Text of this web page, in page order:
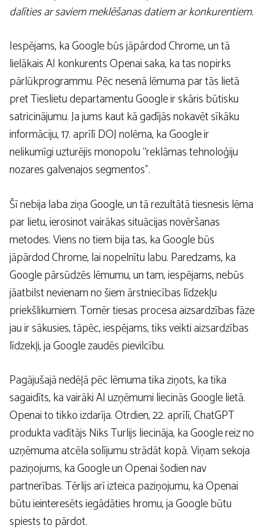
dalīties ar saviem meklēšanas datiem ar konkurentiem.
Iespējams, ka Google būs jāpārdod Chrome, un tā
lielākais AI konkurents Openai saka, ka tas nopirks
pārlūkprogrammu. Pēc nesenā lēmuma par tās lietā
pret Tieslietu departamentu Google ir skāris būtisku
satricinājumu. Ja jums kaut kā gadījās nokavēt sīkāku
informāciju, 17. aprīlī DOJ nolēma, ka Google ir
nelikumīgi uzturējis monopolu “reklāmas tehnoloģiju
nozares galvenajos segmentos”.
Šī nebija laba ziņa Google, un tā rezultātā tiesnesis lēma
par lietu, ierosinot vairākas situācijas novēršanas
metodes. Viens no tiem bija tas, ka Google būs
jāpārdod Chrome, lai nopelnītu labu. Paredzams, ka
Google pārsūdzēs lēmumu, un tam, iespējams, nebūs
jāatbilst nevienam no šiem ārstniecības līdzekļu
priekšlikumiem. Tomēr tiesas procesa aizsardzības fāze
jau ir sākusies, tāpēc, iespējams, tiks veikti aizsardzības
līdzekļi, ja Google zaudēs pievilcību.
Pagājušajā nedēļā pēc lēmuma tika ziņots, ka tika
sagaidīts, ka vairāki AI uzņēmumi liecinās Google lietā.
Openai to tikko izdarīja. Otrdien, 22. aprīlī, ChatGPT
produkta vadītājs Niks Turlijs liecināja, ka Google reiz no
uzņēmuma atcēla solījumu strādāt kopā. Viņam sekoja
paziņojums, ka Google un Openai šodien nav
partnerības. Tērlijs arī izteica paziņojumu, ka Openai
būtu ieinteresēts iegādāties hromu, ja Google būtu
spiests to pārdot.